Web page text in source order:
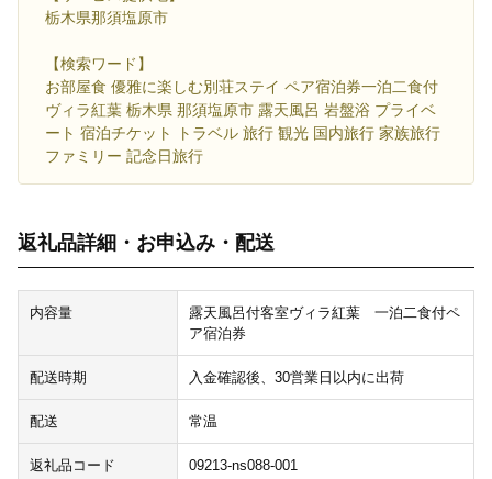
栃木県那須塩原市
【検索ワード】
お部屋食 優雅に楽しむ別荘ステイ ペア宿泊券一泊二食付
ヴィラ紅葉 栃木県 那須塩原市 露天風呂 岩盤浴 プライベ
ート 宿泊チケット トラベル 旅行 観光 国内旅行 家族旅行
ファミリー 記念日旅行
返礼品詳細・お申込み・配送
内容量
露天風呂付客室ヴィラ紅葉 一泊二食付ペ
ア宿泊券
配送時期 入金確認後、30営業日以内に出荷
配送 常温
返礼品コード 09213-ns088-001